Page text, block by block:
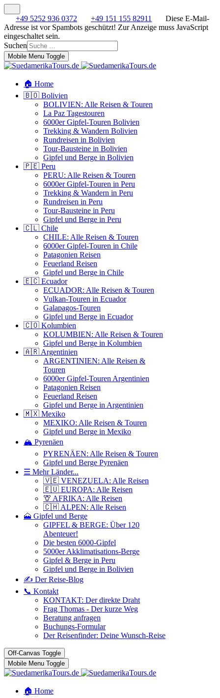
+49 5252 936 0372 +49 151 155 82911
Diese E-Mail-
Adresse ist vor Spambots geschützt! Zur Anzeige muss JavaScript
eingeschaltet sein.
Suchen
Mobile Menu Toggle
🏠 Home
🇧🇴 Bolivien
BOLIVIEN: Alle Reisen & Touren
La Paz Tagestouren
6000er Gipfel-Touren Bolivien
Trekking & Wandern Bolivien
Rundreisen in Bolivien
Tour-Bausteine in Bolivien
Gipfel und Berge in Bolivien
🇵🇪 Peru
PERU: Alle Reisen & Touren
6000er Gipfel-Touren in Peru
Trekking & Wandern in Peru
Rundreisen in Peru
Tour-Bausteine in Peru
Gipfel und Berge in Peru
🇨🇱 Chile
CHILE: Alle Reisen & Touren
6000er Gipfel-Touren in Chile
Patagonien Reisen
Feuerland Reisen
Gipfel und Berge in Chile
🇪🇨 Ecuador
ECUADOR: Alle Reisen & Touren
Vulkan-Touren in Ecuador
Galapagos-Touren
Gipfel und Berge in Ecuador
🇨🇴 Kolumbien
KOLUMBIEN: Alle Reisen & Touren
Gipfel und Berge in Kolumbien
🇦🇷 Argentinien
ARGENTINIEN: Alle Reisen &
Touren
6000er Gipfel-Touren Argentinien
Patagonien Reisen
Feuerland Reisen
Gipfel und Berge in Argentinien
🇲🇽 Mexiko
MEXIKO: Alle Reisen & Touren
Gipfel und Berge in Mexiko
🏔️ Pyrenäen
PYRENÄEN: Alle Reisen & Touren
Gipfel und Berge Pyrenäen
☰ Mehr Länder...
🇻🇪 VENEZUELA: Alle Reisen
🇪🇺 EUROPA: Alle Reisen
🦒 AFRIKA: Alle Reisen
🇨🇭 ALPEN: Alle Reisen
🗻 Gipfel und Berge
GIPFEL & BERGE: Über 120
Abenteuer!
Die besten 6000-Gipfel
5000er Akklimatisations-Berge
Gipfel & Berge in Peru
Gipfel und Berge in Bolivien
✍️ Der Reise-Blog
📞 Kontakt
KONTAKT: Der direkte Draht
Frag Thomas - Der kurze Weg
Beratung anfragen
Buchungs-Formular
Der Reisenfinder: Deine Wunsch-Reise
Off-Canvas Toggle
Mobile Menu Toggle
🏠 Home